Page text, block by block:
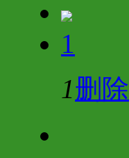
1
1删除